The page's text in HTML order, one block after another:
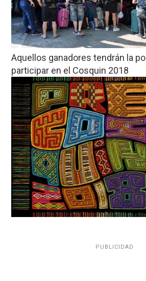
Aquellos ganadores tendrán la
participar en el Cosquin 2018
PUBLICIDAD